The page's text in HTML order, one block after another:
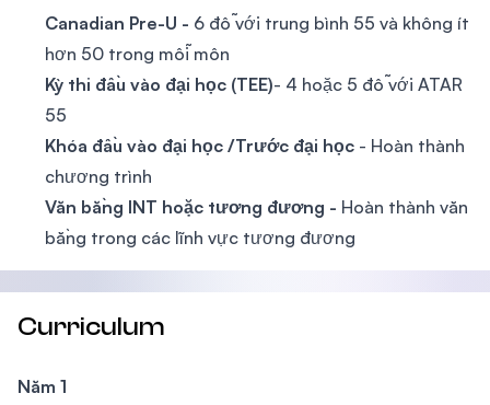
Canadian Pre-U - 6 đỗ với trung bình 55 và không ít
hơn 50 trong mỗi môn
Kỳ thi đầu vào đại học (TEE)- 4 hoặc 5 đỗ với ATAR
55
Khóa đầu vào đại học /Trước đại học - Hoàn thành
chương trình
Văn bằng INT hoặc tương đương - Hoàn thành văn
bằng trong các lĩnh vực tương đương
Curriculum
Năm 1